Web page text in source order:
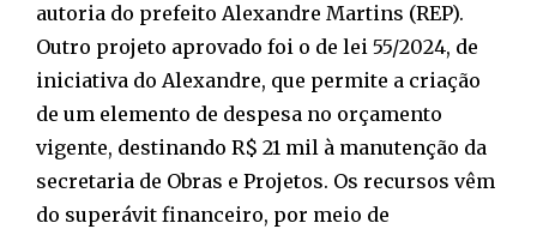
autoria do prefeito Alexandre Martins (REP).
Outro projeto aprovado foi o de lei 55/2024, de
iniciativa do Alexandre, que permite a criação
de um elemento de despesa no orçamento
vigente, destinando R$ 21 mil à manutenção da
secretaria de Obras e Projetos. Os recursos vêm
do superávit financeiro, por meio de